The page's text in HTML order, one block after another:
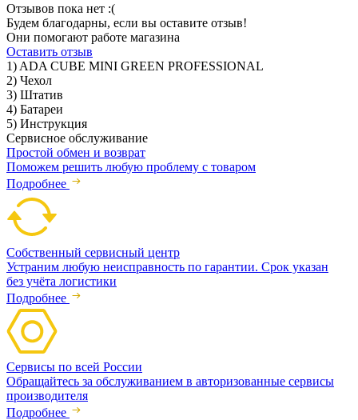
Отзывов пока нет :(
Будем благодарны, если вы оставите отзыв!
Они помогают работе магазина
Оставить отзыв
1) ADA CUBE MINI GREEN PROFESSIONAL
2) Чехол
3) Штатив
4) Батареи
5) Инструкция
Сервисное обслуживание
Простой обмен и возврат
Поможем решить любую проблему с товаром
Подробнее
Собственный сервисный центр
Устраним любую неисправность по гарантии. Срок указан
без учёта логистики
Подробнее
Сервисы по всей России
Обращайтесь за обслуживанием в авторизованные сервисы
производителя
Подробнее